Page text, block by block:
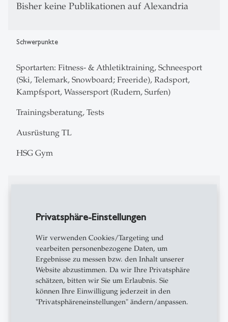
Privatsphäre-Einstellungen
Wir verwenden Cookies/Targeting und
vearbeiten personenbezogene Daten, um
Ergebnisse zu messen bzw. den Inhalt unserer
Website abzustimmen. Da wir Ihre Privatsphäre
schätzen, bitten wir Sie um Erlaubnis. Sie
können Ihre Einwilligung jederzeit in den
"Privatsphäreneinstellungen" ändern/anpassen.
Bisher keine Publikationen auf Alexandria
Schwerpunkte
Sportarten: Fitness- & Athletiktraining, Schneesport
(Ski, Telemark, Snowboard; Freeride), Radsport,
Kampfsport, Wassersport (Rudern, Surfen)
Trainingsberatung, Tests
Ausrüstung TL
HSG Gym
M.Sc. (Eidg. Dipl. Turn- und Sportlehrer 2)
Komplementärstudien BWL/Sportmanagement und
Training & Coaching
Diplomtrainer Spitzensport Swiss Olympic
Schneesportlehrer mit eidg. FA
Experte Ski SwissSnowsports sowie J&S Ski
Wettkampf und Mountainbike
Fitness-, Hyrox-, Kettlebell-, TRX- & Indoor-Cycling-